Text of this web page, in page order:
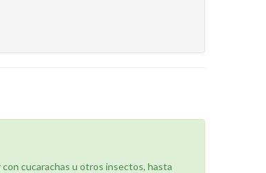
cucarachas u otros insectos, hasta